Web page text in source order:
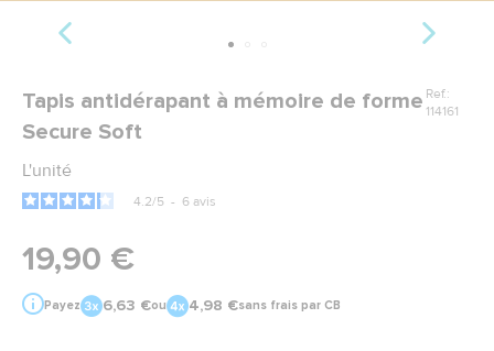
Tapis antidérapant à mémoire de forme
Secure Soft
L'unité
Ref.:
114161
4.2/5 - 6 avis
19,90 €
Payez 6,63 €ou 4,98 €sans frais par CB